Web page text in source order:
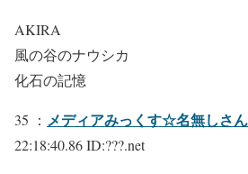
AKIRA
風の谷のナウシカ
化石の記憶
35 ： メディアみっくす☆名無しさん
22:18:40.86 ID:???.net